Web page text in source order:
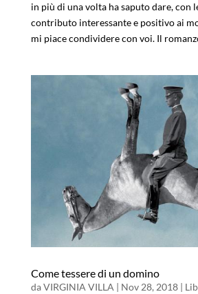
in più di una volta ha saputo dare, con
contributo interessante e positivo ai
mi piace condividere con voi. Il
Come tessere di un domino
daVIRGINIA VILLA | Nov 28, 2018|